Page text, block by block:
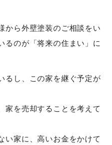
から外壁塗装のご相談をい
るのが「将来の住まい」に
るし、この家を継ぐ予定が
家を売却することを考えて
い家に、高いお金をかけて